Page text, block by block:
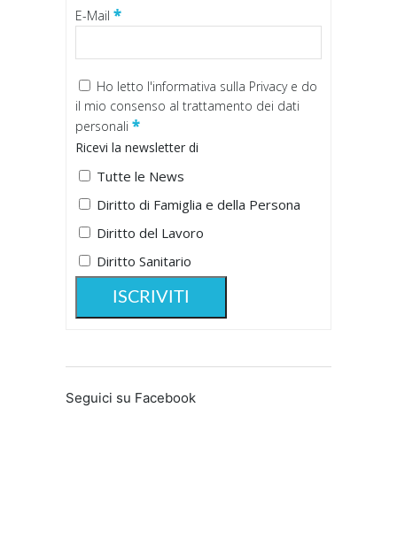
E-Mail *
Ho letto l'informativa sulla Privacy e do
il mio consenso al trattamento dei dati
personali *
Ricevi la newsletter di
Tutte le News
Diritto di Famiglia e della Persona
Diritto del Lavoro
Diritto Sanitario
Seguici su Facebook